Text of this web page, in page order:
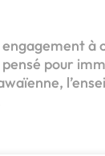
engagement
pour